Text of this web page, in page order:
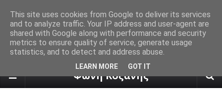
πρόγνωση καιρού από το
Φωνή Κοζάνης
This site uses cookies from Google to deliver its services
and to analyze traffic. Your IP address and user-agent are
shared with Google along with performance and security
metrics to ensure quality of service, generate usage
statistics, and to detect and address abuse.
LEARN MORE GOT IT